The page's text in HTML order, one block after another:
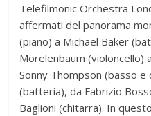
Telefilmonic Orchestra
affermati del panorama
(piano) a Michael Baker
Morelenbaum (violoncello)
Sonny Thompson (basso e
(batteria), da Fabrizio
Baglioni (chitarra). In